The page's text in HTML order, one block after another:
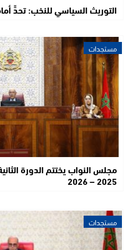
التوريث السياسي للنخب: تحدٍّ
مستجدات
مجلس النواب يختتم الدورة
2025 – 2026
مستجدات